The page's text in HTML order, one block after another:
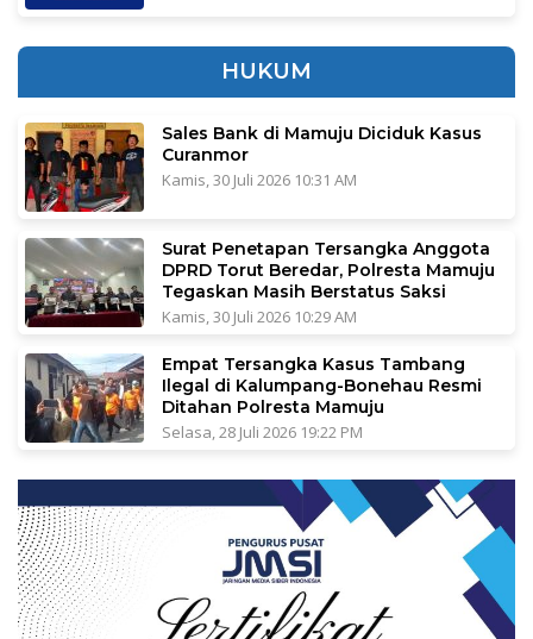
HUKUM
Sales Bank di Mamuju Diciduk Kasus
Curanmor
Kamis, 30 Juli 2026 10:31 AM
Surat Penetapan Tersangka Anggota
DPRD Torut Beredar, Polresta Mamuju
Tegaskan Masih Berstatus Saksi
Kamis, 30 Juli 2026 10:29 AM
Empat Tersangka Kasus Tambang
Ilegal di Kalumpang-Bonehau Resmi
Ditahan Polresta Mamuju
Selasa, 28 Juli 2026 19:22 PM